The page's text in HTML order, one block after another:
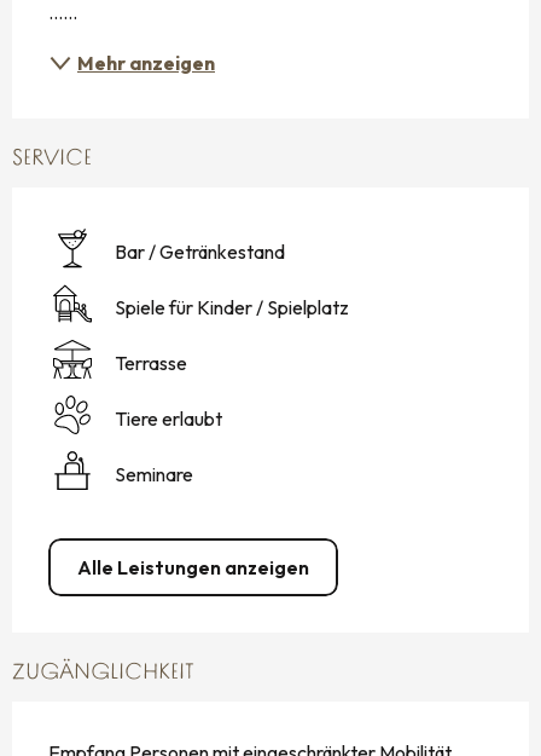
......
Mehr anzeigen
SERVICE
Bar / Getränkestand
Spiele für Kinder / Spielplatz
Terrasse
Tiere erlaubt
Seminare
Alle Leistungen anzeigen
ZUGÄNGLICHKEIT